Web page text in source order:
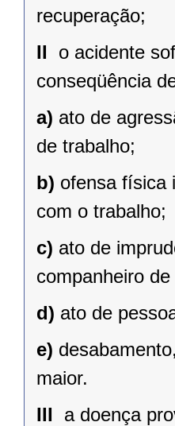
recuperação;
II 
o acidente
conseqüência
a) ato de
de trabalho;
b) ofensa física
com o trabalho;
c) ato de
companheiro
d) ato de
e)
maior.
III 
a doença